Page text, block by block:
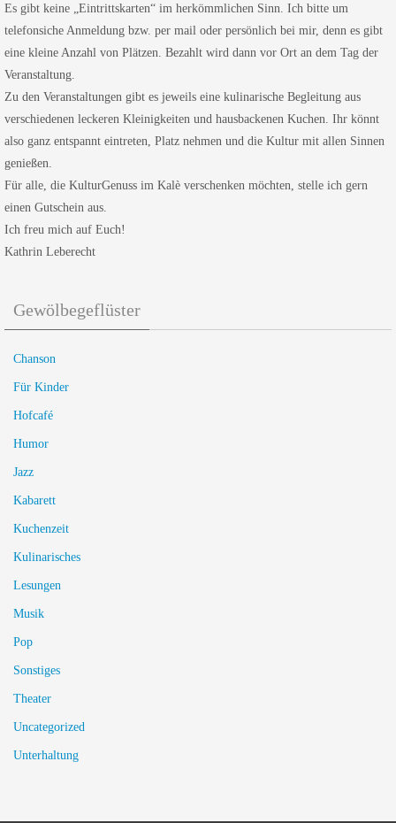
Es gibt keine „Eintrittskarten“ im herkömmlichen Sinn. Ich bitte um
telefonsiche Anmeldung bzw. per mail oder persönlich bei mir, denn es gibt
eine kleine Anzahl von Plätzen. Bezahlt wird dann vor Ort an dem Tag der
Veranstaltung.
Zu den Veranstaltungen gibt es jeweils eine kulinarische Begleitung aus
verschiedenen leckeren Kleinigkeiten und hausbackenen Kuchen. Ihr könnt
also ganz entspannt eintreten, Platz nehmen und die Kultur mit allen Sinnen
genießen.
Für alle, die KulturGenuss im Kalè verschenken möchten, stelle ich gern
einen Gutschein aus.
Ich freu mich auf Euch!
Kathrin Leberecht
Gewölbegeflüster
Chanson
Für Kinder
Hofcafé
Humor
Jazz
Kabarett
Kuchenzeit
Kulinarisches
Lesungen
Musik
Pop
Sonstiges
Theater
Uncategorized
Unterhaltung